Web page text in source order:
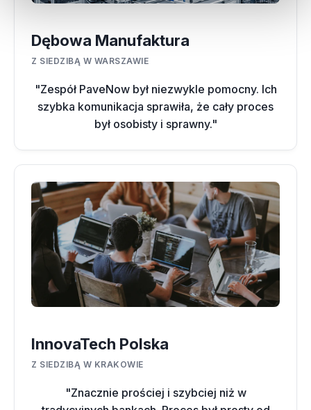
Dębowa Manufaktura
Z SIEDZIBĄ W WARSZAWIE
"Zespół PaveNow był niezwykle pomocny. Ich
szybka komunikacja sprawiła, że cały proces
był osobisty i sprawny."
InnovaTech Polska
Z SIEDZIBĄ W KRAKOWIE
"Znacznie prościej i szybciej niż w